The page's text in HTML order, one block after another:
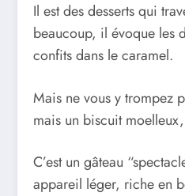
Il est des desserts qui
beaucoup, il évoque les
confits dans le caramel.
Mais ne vous y trompez
mais un biscuit
C’est un gâteau
appareil léger, riche en